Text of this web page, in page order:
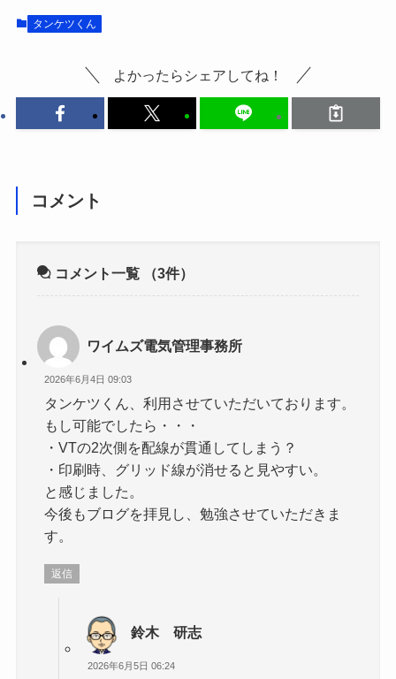
タンケツくん
よかったらシェアしてね！
コメント
コメント一覧 （3件）
ワイムズ電気管理事務所
2026年6月4日 09:03
タンケツくん、利用させていただいております。
もし可能でしたら・・・
・VTの2次側を配線が貫通してしまう？
・印刷時、グリッド線が消せると見やすい。
と感じました。
今後もブログを拝見し、勉強させていただきま
す。
返信
鈴木 研志
2026年6月5日 06:24